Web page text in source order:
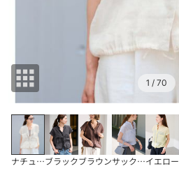
1 / 70
ナチュラルブラックブラウンサックスブルー
イエロー